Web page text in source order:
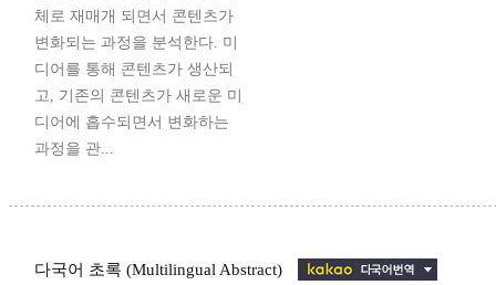
체로 재매개 되면서 콘텐츠가
변화되는 과정을 분석한다. 미
디어를 통해 콘텐츠가 생산되
고, 기존의 콘텐츠가 새로운 미
디어에 흡수되면서 변화하는
과정을 관...
다국어 초록 (Multilingual Abstract)